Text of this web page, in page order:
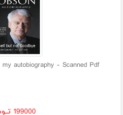
my autobiography - Scanned Pdf
199000 تـومان